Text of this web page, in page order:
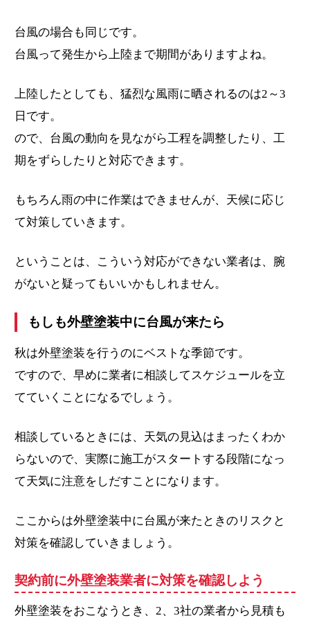
台風の場合も同じです。
台風って発生から上陸まで期間がありますよね。
上陸したとしても、猛烈な風雨に晒されるのは2～3
日です。
ので、台風の動向を見ながら工程を調整したり、工
期をずらしたりと対応できます。
もちろん雨の中に作業はできませんが、天候に応じ
て対策していきます。
ということは、こういう対応ができない業者は、腕
がないと疑ってもいいかもしれません。
もしも外壁塗装中に台風が来たら
秋は外壁塗装を行うのにベストな季節です。
ですので、早めに業者に相談してスケジュールを立
てていくことになるでしょう。
相談しているときには、天気の見込はまったくわか
らないので、実際に施工がスタートする段階になっ
て天気に注意をしだすことになります。
ここからは外壁塗装中に台風が来たときのリスクと
対策を確認していきましょう。
契約前に外壁塗装業者に対策を確認しよう
外壁塗装をおこなうとき、2、3社の業者から見積も